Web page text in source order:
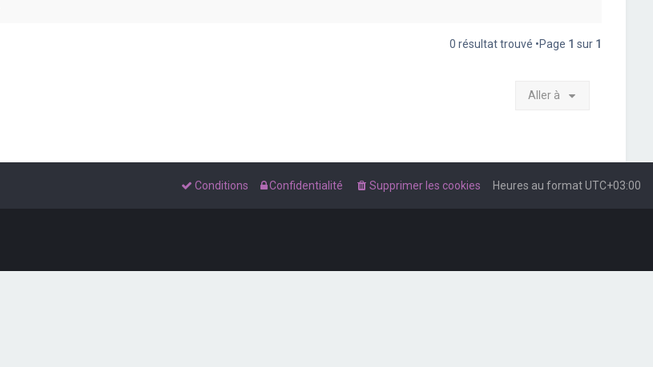
0 résultat trouvé •Page 1 sur 1
Aller à
Heures au formatUTC+03:00
Supprimer les cookies
Confidentialité
Conditions